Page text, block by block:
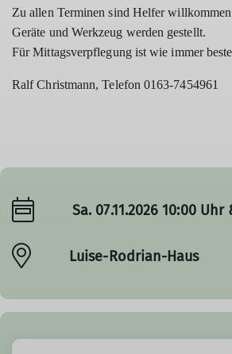
Zu allen Terminen sind Helfer
Geräte und Werkzeug werden gestellt.
Für Mittagsverpflegung ist wie immer
Ralf Christmann, Telefon 0163-7454961
Sa. 07.11.2026 10:00
Luise-Rodrian-Haus